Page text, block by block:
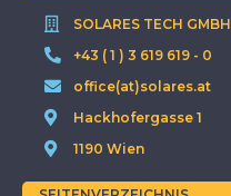
SOLARES TECH GMBH
+43 ( 1 ) 3 619 619 - 0
office(at)solares.at
Hackhofergasse 1
1190 Wien